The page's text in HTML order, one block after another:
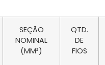
SEÇÃO
NOMINAL
(MM²)
QTD.
DE
FIOS